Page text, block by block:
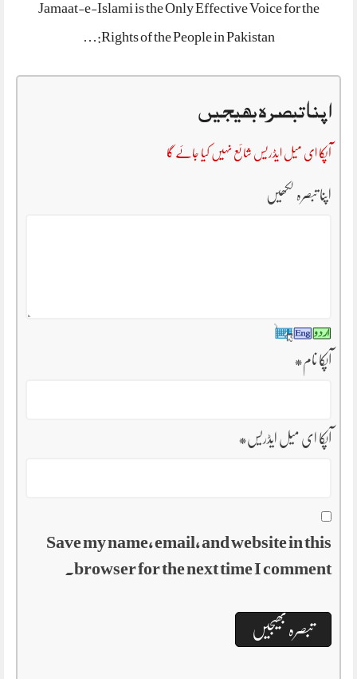
Jamaat-e-Islami is the Only Effective Voice for the
Rights of the People in Pakistan:…
اپنا تبصرہ بھیجیں
آپکا ای میل ایڈریس شائع نہیں کیا جائے گا
اپنا تبصرہ لکھیں
آپکا نام*
آپکا ای میل ایڈریس*
Save my name, email, and website in this
browser for the next time I comment.